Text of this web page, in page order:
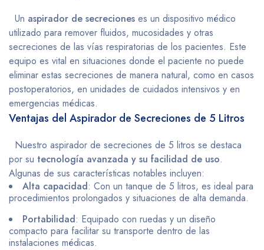
Un aspirador de secreciones es un dispositivo médico
utilizado para remover fluidos, mucosidades y otras
secreciones de las vías respiratorias de los pacientes. Este
equipo es vital en situaciones donde el paciente no puede
eliminar estas secreciones de manera natural, como en casos
postoperatorios, en unidades de cuidados intensivos y en
emergencias médicas.
Ventajas del Aspirador de Secreciones de 5 Litros
Nuestro aspirador de secreciones de 5 litros se destaca
por su tecnología avanzada y su facilidad de uso.
Algunas de sus características notables incluyen:
Alta capacidad: Con un tanque de 5 litros, es ideal para
procedimientos prolongados y situaciones de alta demanda.
Portabilidad: Equipado con ruedas y un diseño
compacto para facilitar su transporte dentro de las
instalaciones médicas.